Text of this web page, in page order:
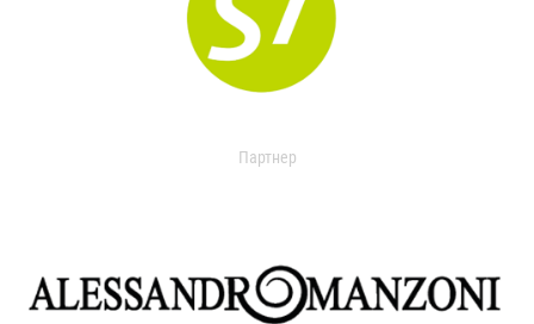
Партнер